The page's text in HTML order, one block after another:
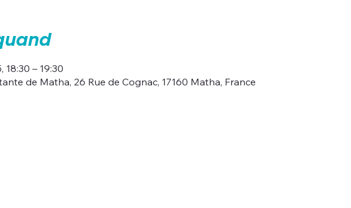
18:30 – 19:30
de Matha, 26 Rue de Cognac, 17160 Matha, France